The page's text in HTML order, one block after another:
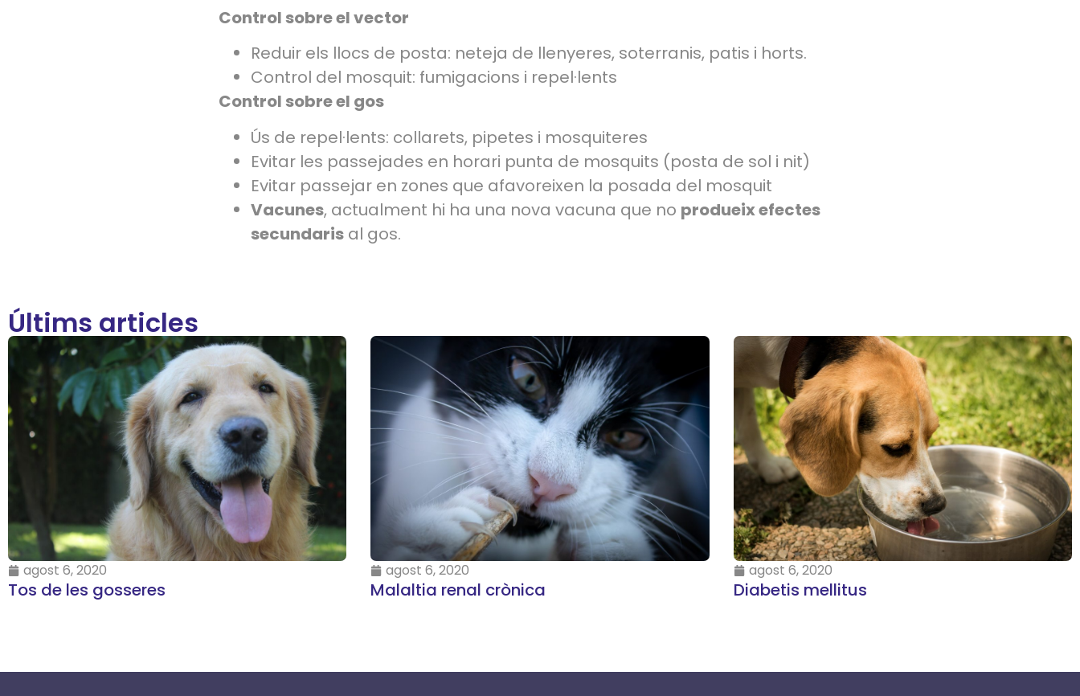
Control sobre el vector
Reduir els llocs de posta: neteja de llenyeres, soterranis, patis i horts.
Control del mosquit: fumigacions i repel·lents
Control sobre el gos
Ús de repel·lents: collarets, pipetes i mosquiteres
Evitar les passejades en horari punta de mosquits (posta de sol i nit)
Evitar passejar en zones que afavoreixen la posada del mosquit
Vacunes, actualment hi ha una nova vacuna que no produeix efectes
secundaris al gos.
Últims articles
agost 6, 2020
Tos de les gosseres
agost 6, 2020
Malaltia renal crònica
agost 6, 2020
Diabetis mellitus